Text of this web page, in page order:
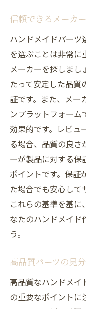
信頼できるメーカ
ハンドメイドパーツ
を選ぶことは非常に
メーカーを探しまし
たって安定した品質
証です。また、メー
ンプラットフォーム
効果的です。レビュ
る場合、品質の良さ
ーが製品に対する
ポイントです。保証
た場合でも安心して
これらの基準を基
なたのハンドメイド
う。
高品質パーツの見
高品質なハンドメイ
の重要なポイントに